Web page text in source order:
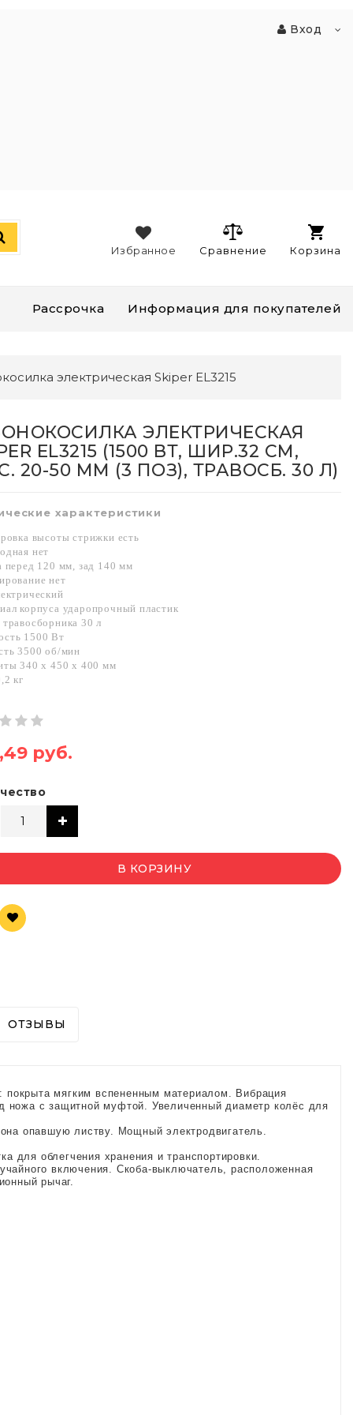
Вход
Корзина
Сравнение
Избранное
Рассрочка Информация для покупателей
электрическая Skiper EL3215
ЭЛЕКТРИЧЕСКАЯ
EL3215 (1500 ВТ, ШИР.32 СМ,
20-50 ММ (3 ПОЗ), ТРАВОСБ. 30 Л)
характеристики
высоты стрижки есть
нет
перед 120 мм, зад 140 мм
нет
корпуса ударопрочный пластик
30 л
1500 Вт
3500 об/мин
340 x 450 x 400 мм
кг
руб.
В КОРЗИНУ
ОТЗЫВЫ
мягким вспененным материалом. Вибрация
ножа с защитной муфтой. Увеличенный диаметр колёс для
опавшую листву. Мощный электродвигатель.
для облегчения хранения и транспортировки.
включения. Скоба-выключатель, расположенная
рычаг.